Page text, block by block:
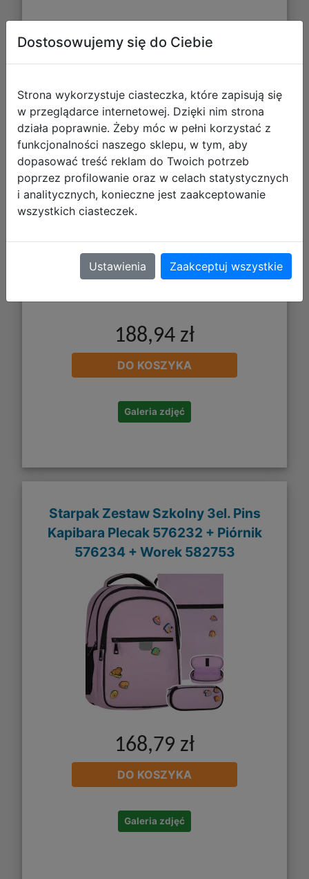
Spiderman Plecak SP26CC-090 +
Piórnik SP26CC-P001BW + Worek
SP26CC-712 + Torba SP26CC-074
188,94 zł
DO KOSZYKA
Galeria zdjęć
Starpak Zestaw Szkolny 3el. Pins
Kapibara Plecak 576232 + Piórnik
576234 + Worek 582753
168,79 zł
DO KOSZYKA
Galeria zdjęć
Dostosowujemy się do Ciebie
Strona wykorzystuje ciasteczka, które zapisują się
w przeglądarce internetowej. Dzięki nim strona
działa poprawnie. Żeby móc w pełni korzystać z
funkcjonalności naszego sklepu, w tym, aby
dopasować treść reklam do Twoich potrzeb
poprzez profilowanie oraz w celach statystycznych
i analitycznych, konieczne jest zaakceptowanie
wszystkich ciasteczek.
Ustawienia Zaakceptuj wszystkie